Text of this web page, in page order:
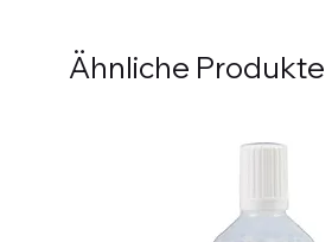
Ähnliche Produkte